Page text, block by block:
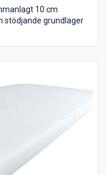
10 cm
stödjande grundlager